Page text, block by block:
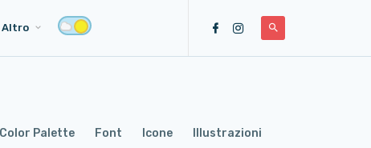
Altro
Color Palette Font Icone Illustrazioni